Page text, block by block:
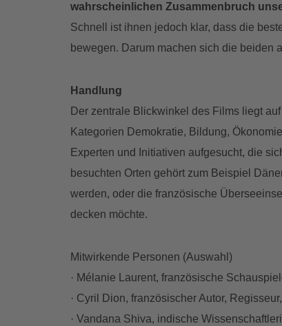
wahrscheinlichen Zusammenbruch
Schnell ist ihnen jedoch klar, dass die
bewegen. Darum machen sich die beiden
Handlung
Der zentrale Blickwinkel des Films liegt
Kategorien Demokratie, Bildung,
Experten und Initiativen aufgesucht, die
besuchten Orten gehört zum Beispiel
werden, oder die französische
decken möchte.
Mitwirkende Personen (Auswahl)
· Mélanie Laurent, französische
· Cyril Dion, französischer Autor,
· Vandana Shiva, indische